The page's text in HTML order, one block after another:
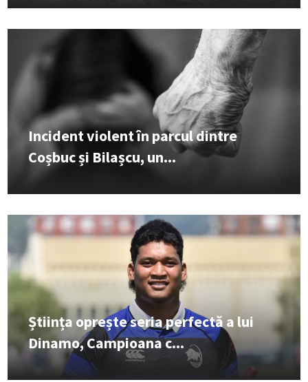
Incident violent în parcul dintre
Coșbuc și Bilașcu, un...
Știința oprește seria perfectă a lui
Dinamo, Campioana c...